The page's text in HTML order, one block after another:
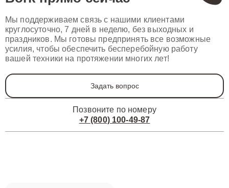
Мы поддерживаем связь с нашими клиентами
круглосуточно, 7 дней в неделю, без выходных и
праздников. Мы готовы предпринять все возможные
усилия, чтобы обеспечить бесперебойную работу
вашей техники на протяжении многих лет!
Задать вопрос
Позвоните по номеру
+7 (800) 100-49-87